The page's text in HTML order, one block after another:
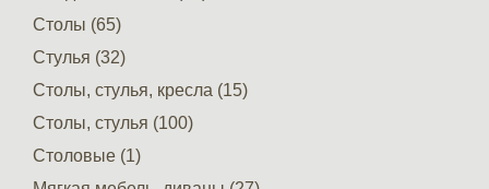
Столы (65)
Стулья (32)
Столы, стулья, кресла (15)
Столы, стулья (100)
Столовые (1)